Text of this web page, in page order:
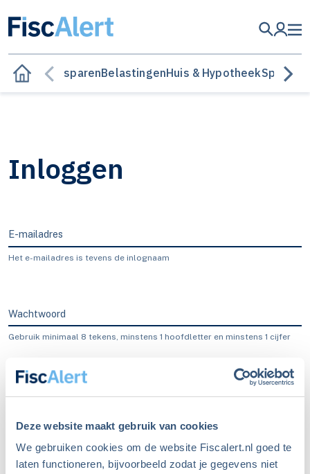
Deze website maakt gebruik van cookies
We gebruiken cookies om de website Fiscalert.nl goed te
laten functioneren, bijvoorbeeld zodat je gegevens niet
BesparenBelastingenHuis & HypotheekSparen
Inloggen
E-mailadres
Het e-mailadres is tevens de inlognaam
Wachtwoord
Gebruik minimaal 8 tekens, minstens 1 hoofdletter en minstens 1 cijfer
Blijf ingelogd
Inloggen